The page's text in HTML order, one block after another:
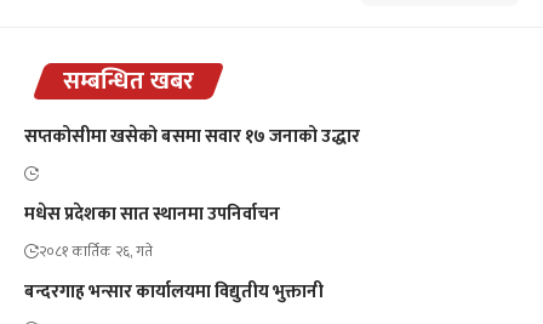
सम्बन्धित खबर
सप्तकोसीमा खसेको बसमा सवार १७ जनाको उद्धार
मधेस प्रदेशका सात स्थानमा उपनिर्वाचन
२०८१ कार्तिक २६, गते
बन्दरगाह भन्सार कार्यालयमा विद्युतीय भुक्तानी